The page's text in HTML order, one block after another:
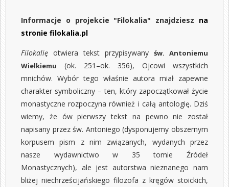
Informacje o projekcie "Filokalia" znajdziesz na
stronie filokalia.pl
Filokalię otwiera tekst przypisywany św. Antoniemu
Wielkiemu (ok. 251–ok. 356), Ojcowi wszystkich
mnichów. Wybór tego właśnie autora miał zapewne
charakter symboliczny – ten, który zapoczątkował życie
monastyczne rozpoczyna również i całą antologię. Dziś
wiemy, że ów pierwszy tekst na pewno nie został
napisany przez św. Antoniego (dysponujemy obszernym
korpusem pism z nim związanych, wydanych przez
nasze wydawnictwo w 35 tomie Źródeł
Monastycznych), ale jest autorstwa nieznanego nam
bliżej niechrześcijańskiego filozofa z kręgów stoickich,